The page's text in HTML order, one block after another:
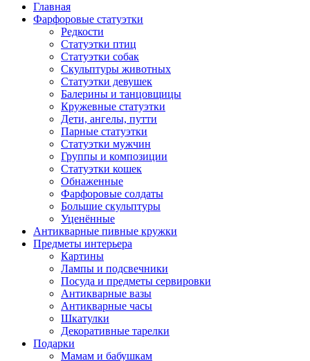
Главная
Фарфоровые статуэтки
Редкости
Cтатуэтки птиц
Cтатуэтки собак
Скульптуры животных
Статуэтки девушек
Балерины и танцовщицы
Кружевные статуэтки
Дети, ангелы, путти
Парные статуэтки
Статуэтки мужчин
Группы и композиции
Статуэтки кошек
Обнаженные
Фарфоровые солдаты
Большие скульптуры
Уценённые
Антикварные пивные кружки
Предметы интерьера
Картины
Лампы и подсвечники
Посуда и предметы сервировки
Антикварные вазы
Антикварные часы
Шкатулки
Декоративные тарелки
Подарки
Мамам и бабушкам